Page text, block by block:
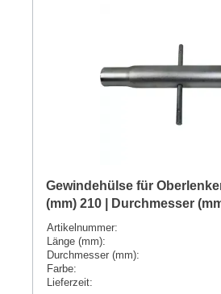
Gewindehülse für
(mm) 210 | Durchmesser
Artikelnummer:
Länge (mm):
Durchmesser (mm):
Farbe:
Lieferzeit: